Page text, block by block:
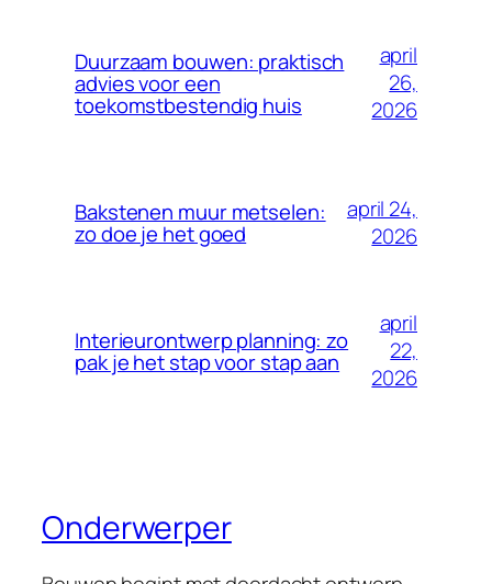
Duurzaam bouwen: praktisch
advies voor een
toekomstbestendig huis
april
26,
2026
Bakstenen muur metselen:
zo doe je het goed
april 24,
2026
Interieurontwerp planning: zo
pak je het stap voor stap aan
april
22,
2026
Onderwerper